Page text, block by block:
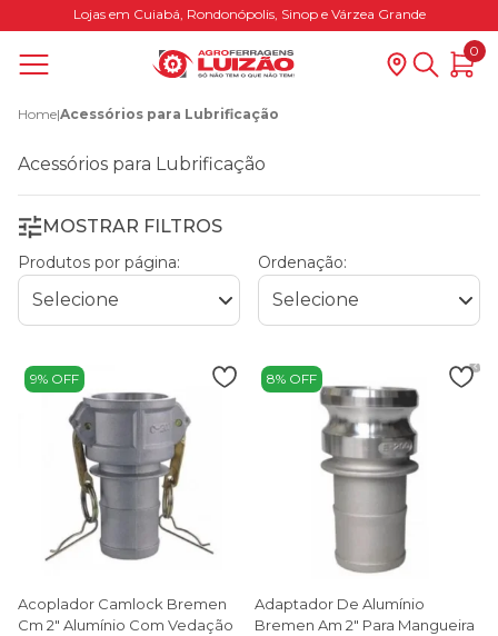
Lojas em Cuiabá, Rondonópolis, Sinop e Várzea Grande
0
Home|Acessórios para Lubrificação
Acessórios para Lubrificação
MOSTRAR FILTROS
Produtos por página: Ordenação:
9% OFF
Acoplador Camlock Bremen
Cm 2" Alumínio Com Vedação
8% OFF
Adaptador De Alumínio
Bremen Am 2" Para Mangueira